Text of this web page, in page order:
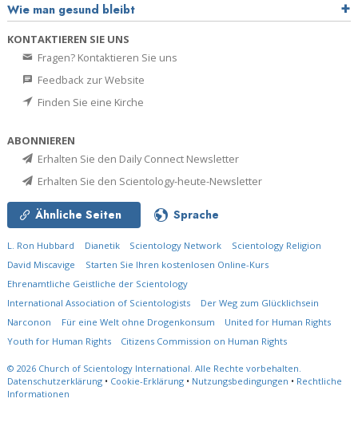
Wie man gesund bleibt
KONTAKTIEREN SIE UNS
Fragen? Kontaktieren Sie uns
Feedback zur Website
Finden Sie eine Kirche
ABONNIEREN
Erhalten Sie den Daily Connect Newsletter
Erhalten Sie den Scientology-heute-Newsletter
Ähnliche Seiten Sprache
L. Ron Hubbard Dianetik Scientology Network
Scientology Religion
David Miscavige
Starten Sie Ihren kostenlosen Online-Kurs
Ehrenamtliche Geistliche der Scientology
International Association of Scientologists
Der Weg zum Glücklichsein
Narconon
Für eine Welt ohne Drogenkonsum
United for Human Rights
Youth for Human Rights
Citizens Commission on Human Rights
© 2026 Church of Scientology International. Alle Rechte vorbehalten.
Datenschutzerklärung • Cookie-Erklärung • Nutzungsbedingungen • Rechtliche
Informationen